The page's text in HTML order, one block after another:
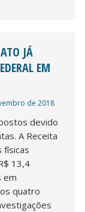
JÁ
EM
de 2018
devido
A Receita
físicas
13,4
em
quatro